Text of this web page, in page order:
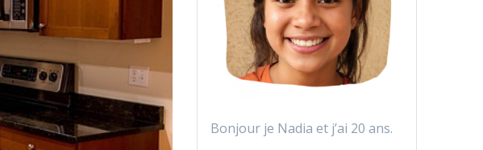
Bonjour je Nadia et j’ai 20 ans.